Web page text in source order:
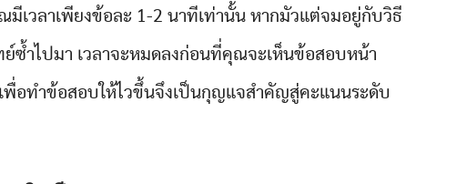
มีเวลาเพียงข้อละ 1-2 นาทีเท่านั้น หากมัวแต่จมอยู่กับวิธี
ซ้ำไปมา เวลาจะหมดลงก่อนที่คุณจะเห็นข้อสอบหน้า
พื่อทำข้อสอบให้ไวขึ้นจึงเป็นกุญแจสำคัญสู่คะแนนระดับ